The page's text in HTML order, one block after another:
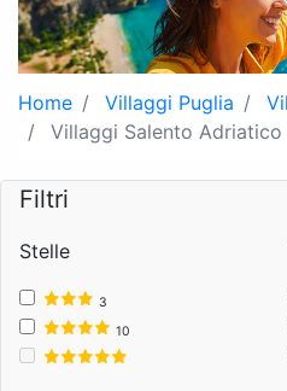
Home Villaggi Puglia
Villaggi Salento Adriatico
Filtri
Stelle
3
10